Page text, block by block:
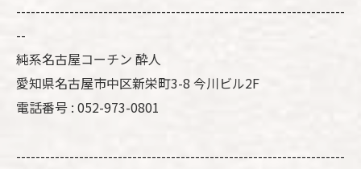
--------------------------------------------------------------------
--
純系名古屋コーチン 酔人
愛知県名古屋市中区新栄町3-8 今川ビル2F
電話番号 : 052-973-0801
--------------------------------------------------------------------